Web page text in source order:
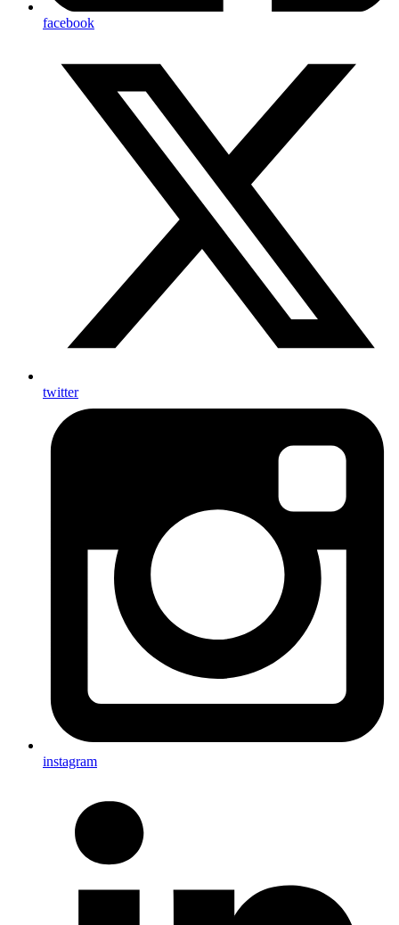
facebook
twitter
instagram